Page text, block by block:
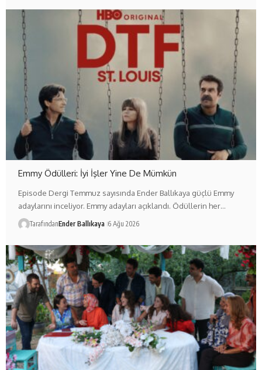
Emmy Ödülleri: İyi İşler Yine De Mümkün
Episode Dergi Temmuz sayısında Ender Ballıkaya güçlü Emmy
adaylarını inceliyor. Emmy adayları açıklandı. Ödüllerin her…
TarafındanEnder Ballıkaya 6 Ağu 2026